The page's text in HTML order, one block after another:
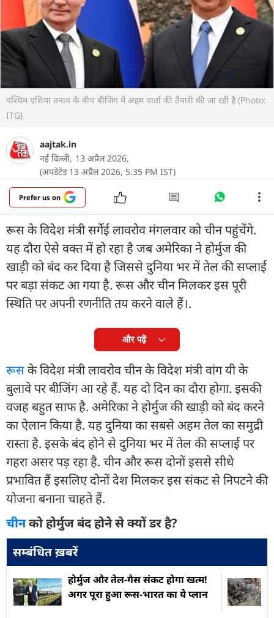
पश्चिम एशिया तनाव के बीच बीजिंग में अहम वार्ता की तैयारी की जा रही है (Photo:
ITG)
aajtak.in
नई दिल्ली, 13 अप्रैल 2026,
(अपडेटेड 13 अप्रैल 2026, 5:35 PM IST)
Prefer us on
रूस के विदेश मंत्री सर्गेई लावरोव मंगलवार को चीन पहुंचेंगे.
यह दौरा ऐसे वक्त में हो रहा है जब अमेरिका ने होर्मुज की
खाड़ी को बंद कर दिया है जिससे दुनिया भर में तेल की सप्लाई
पर बड़ा संकट आ गया है. रूस और चीन मिलकर इस पूरी
स्थिति पर अपनी रणनीति तय करने वाले हैं।.
और पढ़ें
रूसके विदेश मंत्री लावरोव चीन के विदेश मंत्री वांग यी के
बुलावे पर बीजिंग आ रहे हैं. यह दो दिन का दौरा होगा. इसकी
वजह बहुत साफ है. अमेरिका ने होर्मुज की खाड़ी को बंद करने
का ऐलान किया है. यह दुनिया का सबसे अहम तेल का समुद्री
रास्ता है. इसके बंद होने से दुनिया भर में तेल की सप्लाई पर
गहरा असर पड़ रहा है. चीन और रूस दोनों इससे सीधे
प्रभावित हैं इसलिए दोनों देश मिलकर इस संकट से निपटने की
योजना बनाना चाहते हैं.
चीनको होर्मुज बंद होने से क्यों डर है?
सम्बंधित ख़बरें
होर्मुज और तेल-गैस संकट होगा खत्म!
अगर पूरा हुआ रूस-भारत का ये प्लान